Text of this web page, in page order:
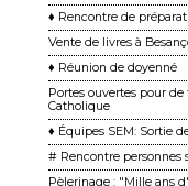
♦ Rencontre de
Vente de livres à
♦ Réunion de doyenné
Portes ouvertes pour
Catholique
♦ Équipes SEM: Sortie
# Rencontre personnes
Pèlerinage : "Mille ans